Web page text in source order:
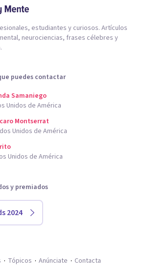
estudiantes y curiosos. Artículos
neurociencias, frases célebres y
puedes contactar
Samaniego
Unidos de América
Montserrat
Unidos de América
Unidos de América
y premiados
2024
Tópicos Anúnciate Contacta